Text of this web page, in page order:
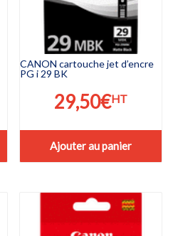
CANON cartouche jet d’encre
PG i 29 BK
29,50€HT
Ajouter au panier